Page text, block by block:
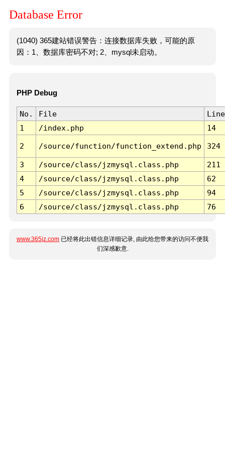
Database Error
(1040) 365建站错误警告：连接数据库失败，可能的原
因：1、数据库密码不对; 2、mysql未启动。
PHP Debug
No. File
Line
1
/index.php 14
2 /source/function/function_extend.php 324
3 /source/class/jzmysql.class.php
211
4
/source/class/jzmysql.class.php
62
5
/source/class/jzmysql.class.php
94
6
/source/class/jzmysql.class.php 76
www.365jz.com 已经将此出错信息详细记录, 由此给您带来的访问不便我
们深感歉意.